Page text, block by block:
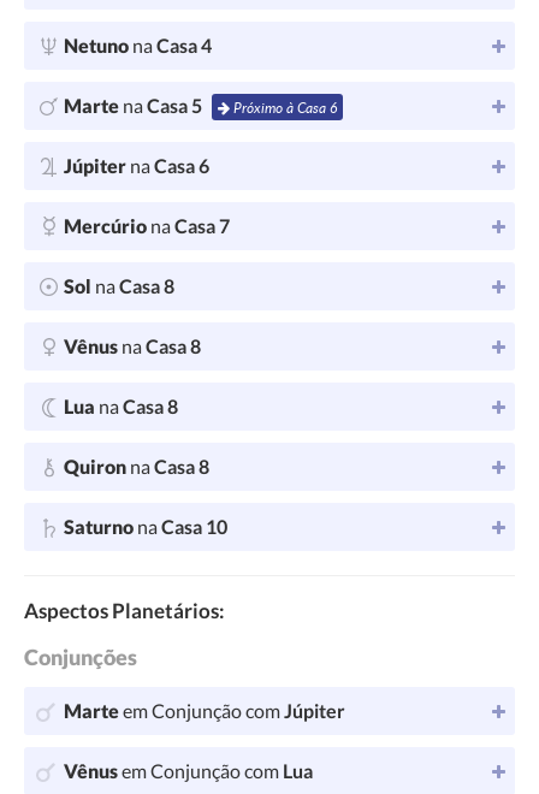
Netuno naCasa 4
Marte naCasa 5 Próximo à Casa 6
Júpiter naCasa 6
Mercúrio naCasa 7
Sol naCasa 8
Vênus naCasa 8
Lua naCasa 8
Quiron naCasa 8
Saturno naCasa 10
Aspectos Planetários:
Conjunções
Marteem Conjunção comJúpiter
Vênusem Conjunção com Lua